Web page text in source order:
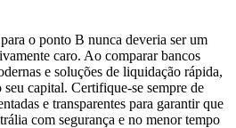
o ponto B nunca deveria ser um
caro. Ao comparar bancos
e soluções de liquidação rápida,
capital. Certifique-se sempre de
e transparentes para garantir que
com segurança e no menor tempo